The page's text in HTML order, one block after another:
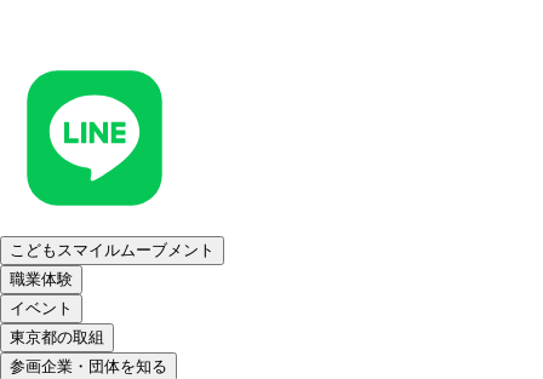
こどもスマイルムーブメント
職業体験
イベント
東京都の取組
参画企業・団体を知る